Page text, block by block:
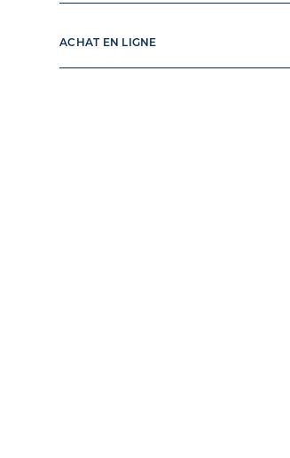
ACHAT EN LIGNE